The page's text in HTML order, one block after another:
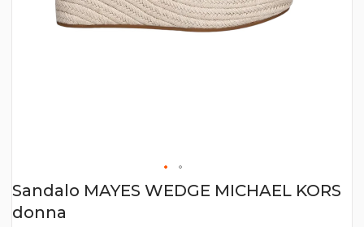
Vai
all'inizio
della
Sandalo MAYES WEDGE MICHAEL KORS
donna